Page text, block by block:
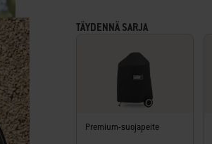
TÄYDENNÄ SARJA
Premium-suojapeite